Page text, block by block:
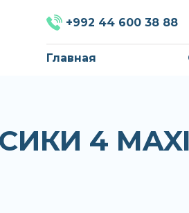
+992 44 600 38 88
Главная
4